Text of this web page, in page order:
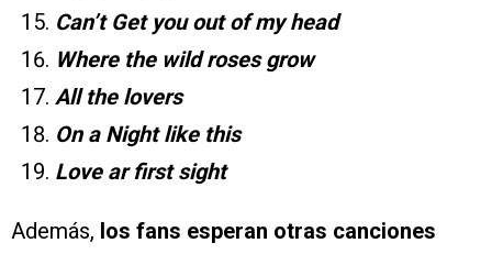
Can’t Get you out of my head
Where the wild roses grow
All the lovers
On a Night like this
Love ar first sight
Además, los fans esperan otras canciones